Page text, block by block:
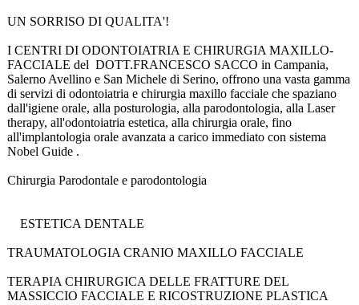
UN SORRISO DI QUALITA'!
I CENTRI DI ODONTOIATRIA E CHIRURGIA MAXILLO-
FACCIALE del DOTT.FRANCESCO SACCO in Campania,
Salerno Avellino e San Michele di Serino, offrono una vasta gamma
di servizi di odontoiatria e chirurgia maxillo facciale che spaziano
dall'igiene orale, alla posturologia, alla parodontologia, alla Laser
therapy, all'odontoiatria estetica, alla chirurgia orale, fino
all'implantologia orale avanzata a carico immediato con sistema
Nobel Guide .
Chirurgia Parodontale e parodontologia
ESTETICA DENTALE
TRAUMATOLOGIA CRANIO MAXILLO FACCIALE
TERAPIA CHIRURGICA DELLE FRATTURE DEL
MASSICCIO FACCIALE E RICOSTRUZIONE PLASTICA